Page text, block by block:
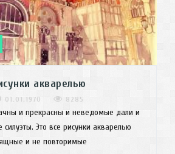
акварелью
01.01.1970 8285
и прекрасны и неведомые дали и
силуэты. Это все рисунки акварелью
и не повторимые